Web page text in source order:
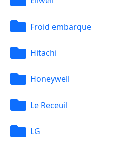
Froid embarque
Hitachi
Honeywell
Le Receuil
LG